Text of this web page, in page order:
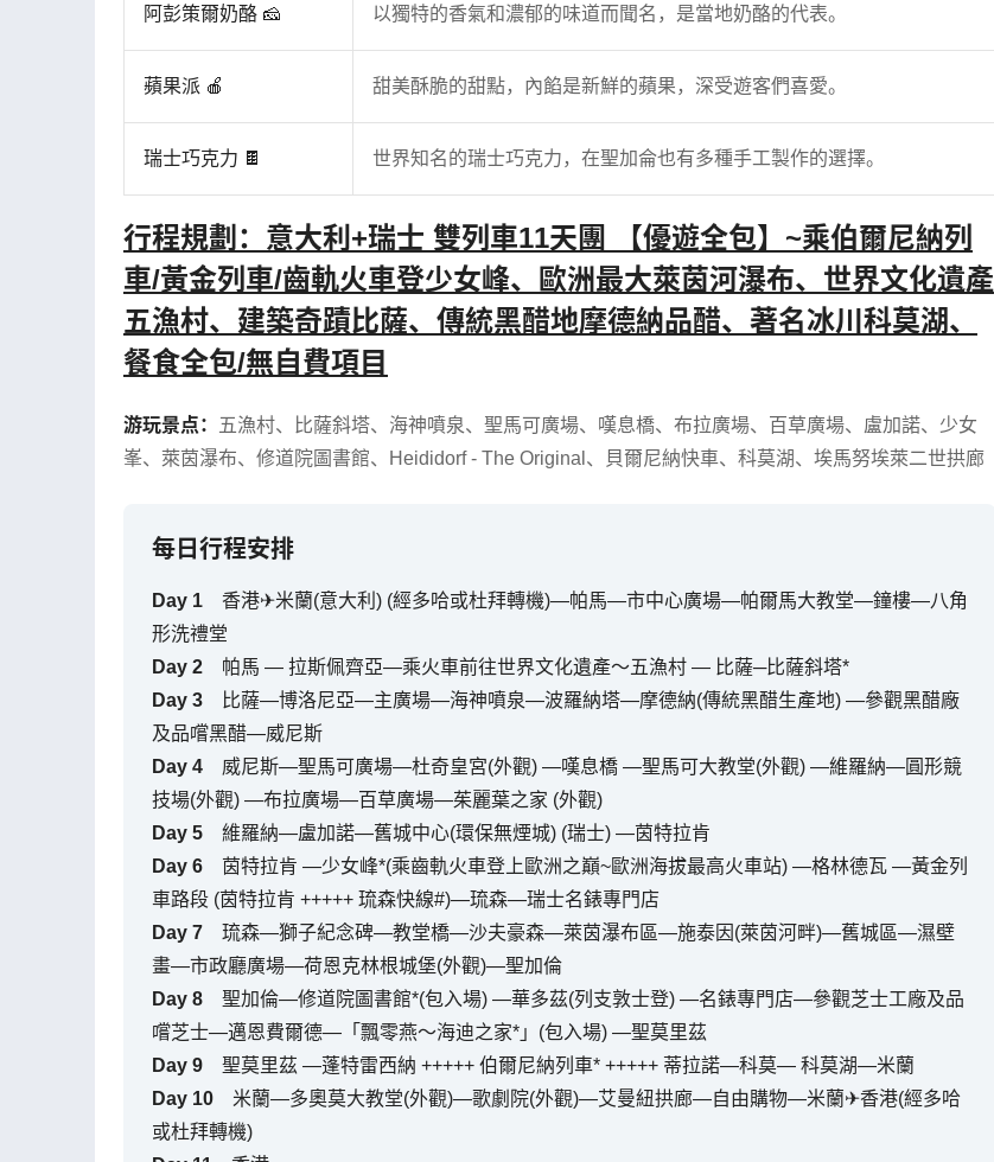
阿彭策爾奶酪 🧀 以獨特的香氣和濃郁的味道而聞名，是當地奶酪的代表。
蘋果派 🍎 甜美酥脆的甜點，內餡是新鮮的蘋果，深受遊客們喜愛。
瑞士巧克力 🍫 世界知名的瑞士巧克力，在聖加侖也有多種手工製作的選擇。
行程規劃：意大利+瑞士 雙列車11天團 【優遊全包】~乘伯爾尼納列
車/黃金列車/齒軌火車登少女峰、歐洲最大萊茵河瀑布、世界文化遺產
五漁村、建築奇蹟比薩、傳統黑醋地摩德納品醋、著名冰川科莫湖、
餐食全包/無自費項目
游玩景点： 五漁村、 比薩斜塔、 海神噴泉、 聖馬可廣場、 嘆息橋、 布拉廣場、 百草廣場、 盧加諾、 少女
峯、 萊茵瀑布、 修道院圖書館、 Heididorf - The Original 、 貝爾尼納快車、 科莫湖、 埃馬努埃萊二世拱廊
每日行程安排
Day 1
香港✈米蘭(意大利) (經多哈或杜拜轉機)—帕馬—市中心廣場—帕爾馬大教堂—鐘樓—八角
形洗禮堂
Day 2
帕馬 — 拉斯佩齊亞—乘火車前往世界文化遺產～五漁村 — 比薩─比薩斜塔*
Day 3
比薩—博洛尼亞—主廣場—海神噴泉—波羅納塔—摩德納(傳統黑醋生產地) —參觀黑醋廠
及品嚐黑醋—威尼斯
Day 4
威尼斯—聖馬可廣場—杜奇皇宮(外觀) —嘆息橋 —聖馬可大教堂(外觀) —維羅納—圓形競
技場(外觀) —布拉廣場—百草廣場—茱麗葉之家 (外觀)
Day 5
維羅納—盧加諾—舊城中心(環保無煙城) (瑞士) —茵特拉肯
Day 6
茵特拉肯 —少女峰*(乘齒軌火車登上歐洲之巔~歐洲海拔最高火車站) —格林德瓦 —黃金列
車路段 (茵特拉肯 +++++ 琉森快線#)—琉森—瑞士名錶專門店
Day 7
琉森—獅子紀念碑—教堂橋—沙夫豪森—萊茵瀑布區—施泰因(萊茵河畔)—舊城區—濕壁
畫—市政廳廣場—荷恩克林根城堡(外觀)—聖加倫
Day 8
聖加倫—修道院圖書館*(包入場) —華多茲(列支敦士登) —名錶專門店—參觀芝士工廠及品
嚐芝士—邁恩費爾德—「飄零燕～海迪之家*」(包入場) —聖莫里茲
Day 9
聖莫里茲 —蓬特雷西納 +++++ 伯爾尼納列車* +++++ 蒂拉諾—科莫— 科莫湖—米蘭
Day 10
米蘭—多奧莫大教堂(外觀)—歌劇院(外觀)—艾曼紐拱廊—自由購物—米蘭✈香港(經多哈
或杜拜轉機)